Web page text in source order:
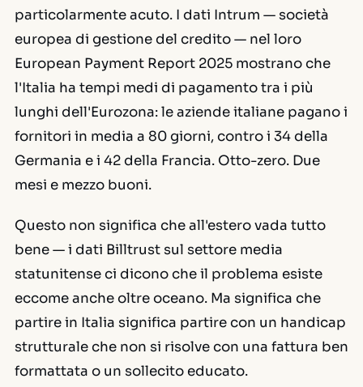
particolarmente acuto. I dati Intrum — società
europea di gestione del credito — nel loro
European Payment Report 2025 mostrano che
l'Italia ha tempi medi di pagamento tra i più
lunghi dell'Eurozona: le aziende italiane pagano i
fornitori in media a 80 giorni, contro i 34 della
Germania e i 42 della Francia. Otto-zero. Due
mesi e mezzo buoni.
Questo non significa che all'estero vada tutto
bene — i dati Billtrust sul settore media
statunitense ci dicono che il problema esiste
eccome anche oltre oceano. Ma significa che
partire in Italia significa partire con un handicap
strutturale che non si risolve con una fattura ben
formattata o un sollecito educato.